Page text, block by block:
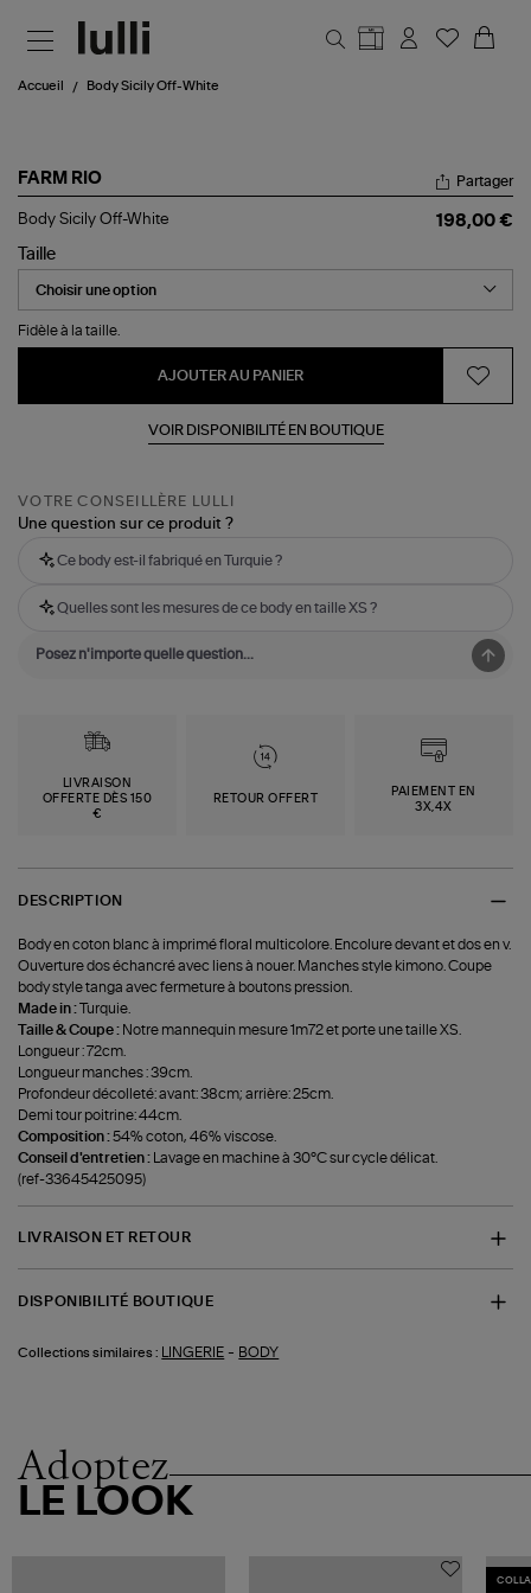
Accueil Body Sicily Off-White
FARM RIO
Body
Off-
White
Partager
Body Sicily Off-White
198,00 €
Taille
Fidèle à la taille.
AJOUTER AU PANIER
VOIR DISPONIBILITÉ EN BOUTIQUE
VOTRE CONSEILLÈRE LULLI
Une question sur ce produit ?
Ce body est-il fabriqué en Turquie ?
Quelles sont les mesures de ce body en taille XS ?
LIVRAISON
OFFERTE DÈS 150
€
RETOUR OFFERT
PAIEMENT EN
3X,4X
DESCRIPTION
Body en coton blanc à imprimé floral multicolore. Encolure devant et dos en v.
Ouverture dos échancré avec liens à nouer. Manches style kimono. Coupe
body style tanga avec fermeture à boutons pression.
Made in :Turquie.
Taille & Coupe : Notre mannequin mesure 1m72 et porte une taille XS.
Longueur : 72cm.
Longueur manches : 39cm.
Profondeur décolleté: avant: 38cm; arrière: 25cm.
Demi tour poitrine: 44cm.
Composition :54% coton, 46% viscose.
Conseil d'entretien :
Lavage en machine à 30°C sur cycle délicat.
(ref-33645425095)
LIVRAISON ET RETOUR
DISPONIBILITÉ BOUTIQUE
Collections similaires : LINGERIE - BODY
Adoptez
LE LOOK